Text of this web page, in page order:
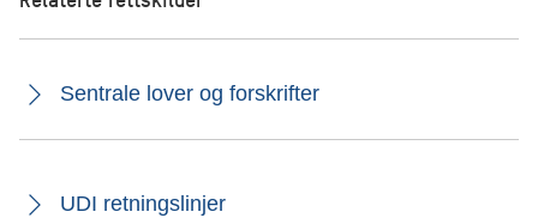
Sentrale lover og forskrifter
UDI retningslinjer